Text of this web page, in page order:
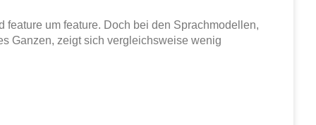
feature um feature. Doch bei den Sprachmodellen,
Ganzen, zeigt sich vergleichsweise wenig